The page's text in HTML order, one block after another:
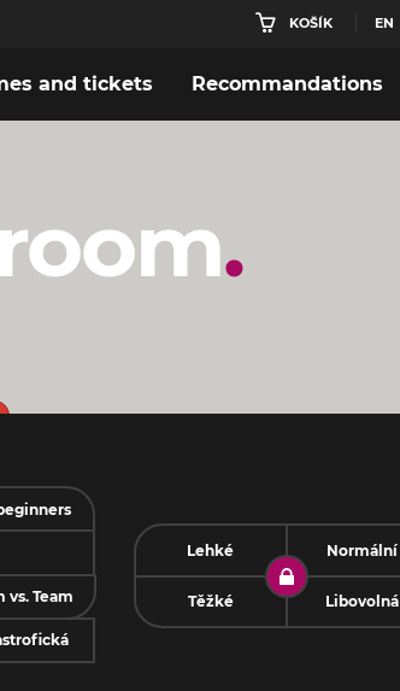
KOŠÍK EN
and tickets Recommandations
vs. Team
Lehké Normální
Těžké Libovolná